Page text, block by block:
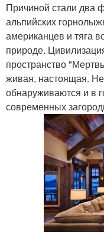
Причиной стали два
альпийских
американцев и тяга
природе.
пространство
живая, настоящая.
обнаруживаются и в
современных